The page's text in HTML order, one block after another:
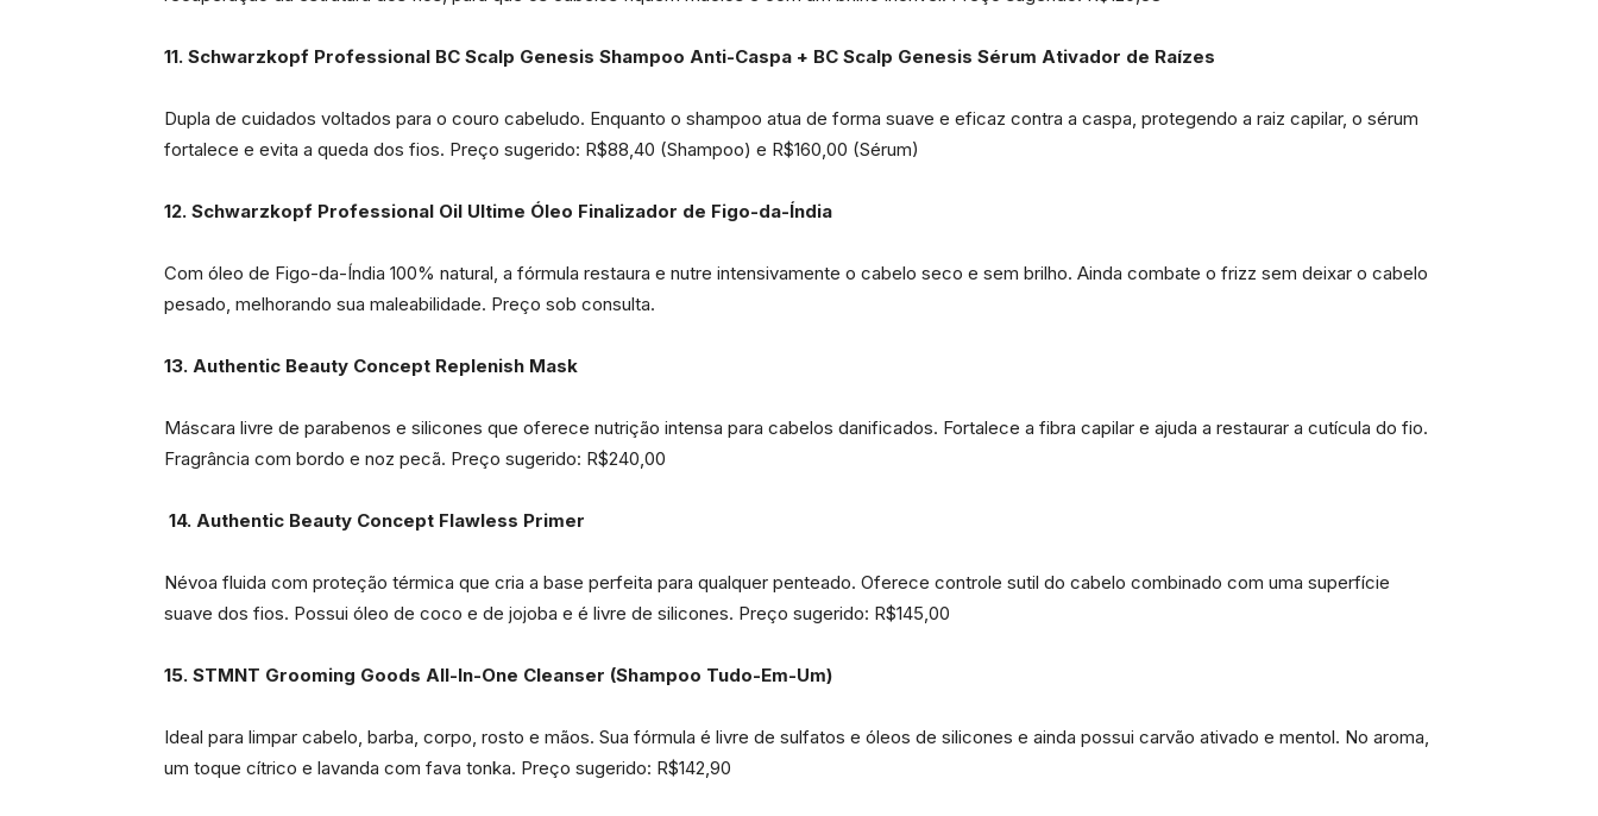
11. Schwarzkopf Professional BC Scalp Genesis Shampoo Anti-Caspa + BC Scalp Genesis Sérum Ativador de Raízes
Dupla de cuidados voltados para o couro cabeludo. Enquanto o shampoo atua de forma suave e eficaz contra a caspa, protegendo a raiz capilar, o sérum
fortalece e evita a queda dos fios. Preço sugerido: R$88,40 (Shampoo) e R$160,00 (Sérum)
12. Schwarzkopf Professional Oil Ultime Óleo Finalizador de Figo-da-Índia
Com óleo de Figo-da-Índia 100% natural, a fórmula restaura e nutre intensivamente o cabelo seco e sem brilho. Ainda combate o frizz sem deixar o cabelo
pesado, melhorando sua maleabilidade. Preço sob consulta.
13. Authentic Beauty Concept Replenish Mask
Máscara livre de parabenos e silicones que oferece nutrição intensa para cabelos danificados. Fortalece a fibra capilar e ajuda a restaurar a cutícula do fio.
Fragrância com bordo e noz pecã. Preço sugerido: R$240,00
14. Authentic Beauty Concept Flawless Primer
Névoa fluida com proteção térmica que cria a base perfeita para qualquer penteado. Oferece controle sutil do cabelo combinado com uma superfície
suave dos fios. Possui óleo de coco e de jojoba e é livre de silicones. Preço sugerido: R$145,00
15. STMNT Grooming Goods All-In-One Cleanser (Shampoo Tudo-Em-Um)
Ideal para limpar cabelo, barba, corpo, rosto e mãos. Sua fórmula é livre de sulfatos e óleos de silicones e ainda possui carvão ativado e mentol. No aroma,
um toque cítrico e lavanda com fava tonka. Preço sugerido: R$142,90